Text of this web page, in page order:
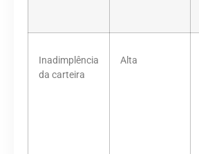
Inadimplência
da carteira
Alta